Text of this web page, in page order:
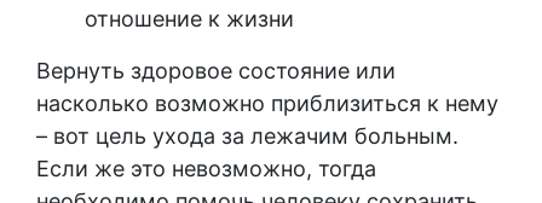
отношение к жизни
Вернуть здоровое состояние или
насколько возможно приблизиться к нему
– вот цель ухода за лежачим больным.
Если же это невозможно, тогда